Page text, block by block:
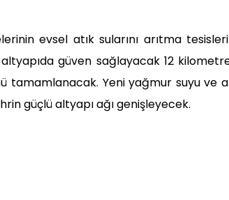
evsel atık sularını arıtma
güven sağlayacak 12
tamamlanacak. Yeni yağmur suyu ve
güçlü altyapı ağı genişleyecek.